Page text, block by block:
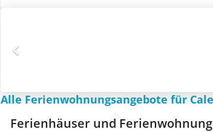
Alle Ferienwohnungsangebote für
Ferienhäuser und